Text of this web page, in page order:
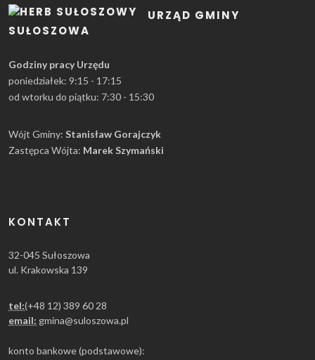
URZĄD GMINY
SUŁOSZOWA
Godziny pracy Urzędu
poniedziałek: 9:15 - 17:15
od wtorku do piątku: 7:30 - 15:30
Wójt Gminy: Stanisław Gorajczyk
Zastępca Wójta: Marek Szymański
KONTAKT
32-045 Sułoszowa
ul. Krakowska 139
tel:(+48 12) 389 60 28
email: gmina@suloszowa.pl
konto bankowe (podstawowe):